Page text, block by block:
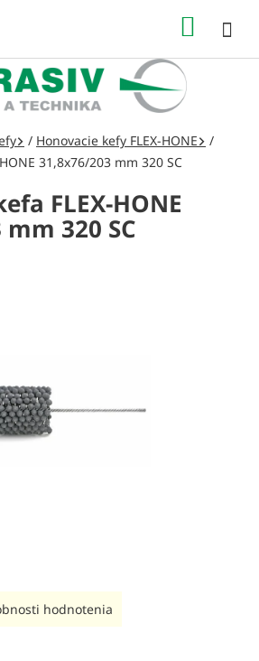
/ Honovacie kefy FLEX-HONE
/
31,8x76/203 mm 320 SC
FLEX-HONE
320 SC
hodnotenia